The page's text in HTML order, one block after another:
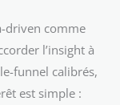
driven comme
l’insight à
funnel calibrés,
est simple :